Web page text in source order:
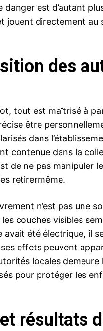
est d’autant
jouent directement au
des
tout est maîtrisé à
être
dans
contenue dans la
de ne pas manipuler
retirermême.
n’est pas une
couches visibles
avait été électrique, il
effets peuvent
locales demeure
pour protéger les
résultats